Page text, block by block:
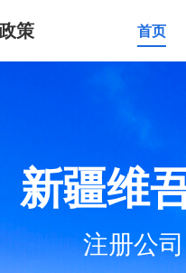
策 首页
新疆维
注册公